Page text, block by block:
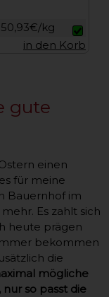
50,93€/kg
in den Korb
gute
einen
für meine
Bauernhof im
Es zahlt sich
heute prägen
bekommen
die
mögliche
so passt die